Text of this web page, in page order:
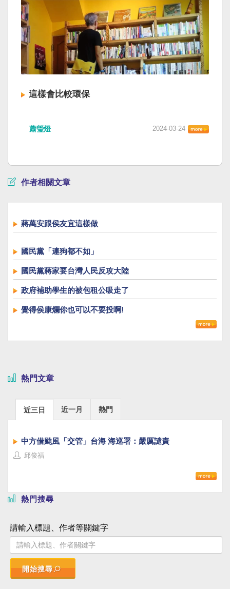
這樣會比較環保
蕭瑩燈 2024-03-24
作者相關文章
蔣萬安跟侯友宜這樣做
國民黨「連狗都不如」
國民黨蔣家要台灣人民反攻大陸
政府補助學生的被包租公吸走了
覺得侯康爛你也可以不要投啊!
熱門文章
近三日 近一月 熱門
中方借颱風「交管」台海 海巡署：嚴厲譴責
邱俊福
熱門搜尋
請輸入標題、作者等關鍵字
開始搜尋